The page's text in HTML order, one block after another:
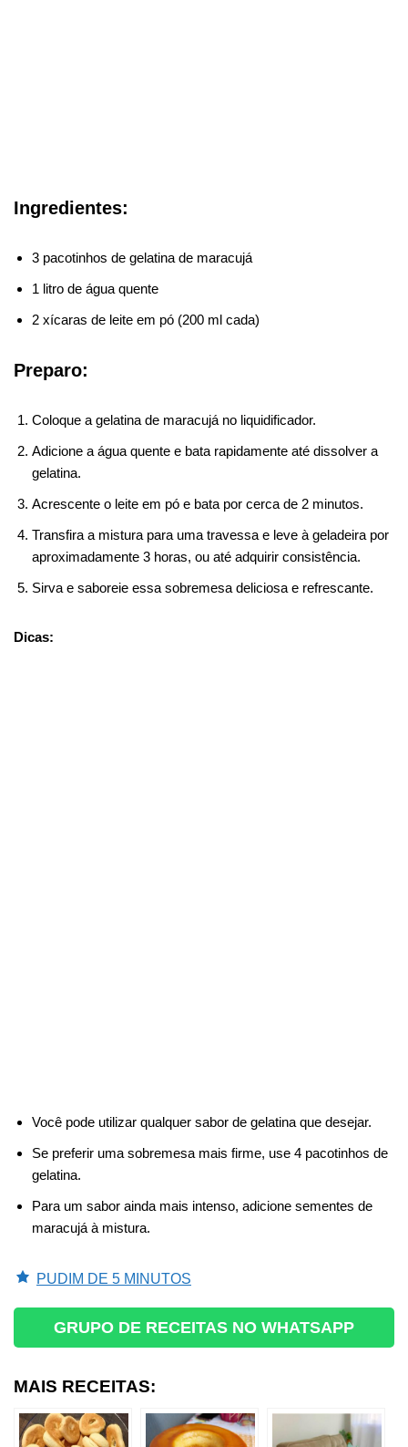
Ingredientes:
3 pacotinhos de gelatina de maracujá
1 litro de água quente
2 xícaras de leite em pó (200 ml cada)
Preparo:
Coloque a gelatina de maracujá no liquidificador.
Adicione a água quente e bata rapidamente até dissolver a
gelatina.
Acrescente o leite em pó e bata por cerca de 2 minutos.
Transfira a mistura para uma travessa e leve à geladeira por
aproximadamente 3 horas, ou até adquirir consistência.
Sirva e saboreie essa sobremesa deliciosa e refrescante.
Dicas:
Você pode utilizar qualquer sabor de gelatina que desejar.
Se preferir uma sobremesa mais firme, use 4 pacotinhos de
gelatina.
Para um sabor ainda mais intenso, adicione sementes de
maracujá à mistura.
PUDIM DE 5 MINUTOS
GRUPO DE RECEITAS NO WHATSAPP
MAIS RECEITAS: